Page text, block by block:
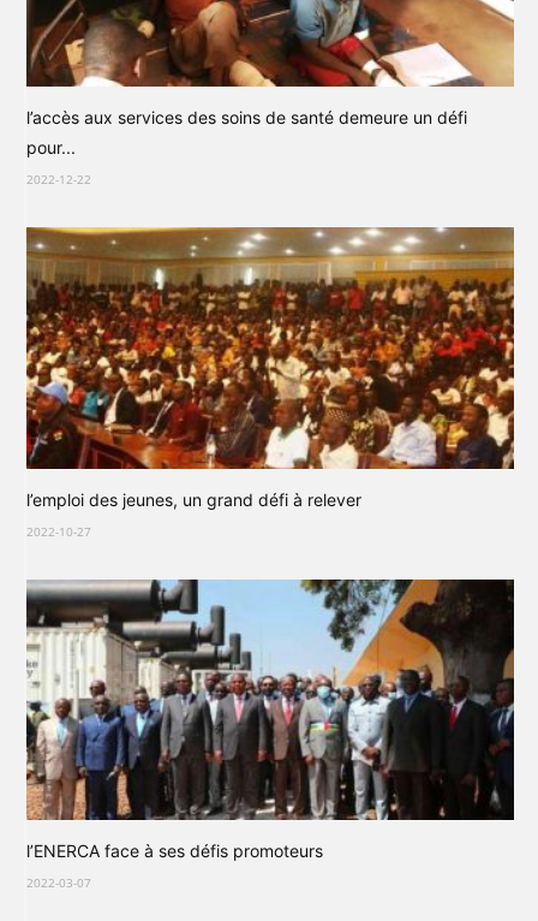
l’accès aux services des soins de santé demeure un défi
pour...
2022-12-22
l’emploi des jeunes, un grand défi à relever
2022-10-27
l’ENERCA face à ses défis promoteurs
2022-03-07